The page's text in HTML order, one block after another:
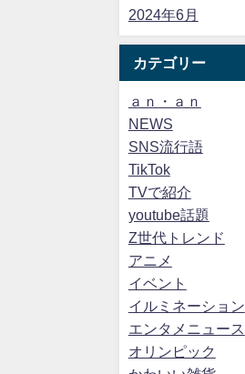
2024年6月
カテゴリー
ａｎ・ａｎ
NEWS
SNS流行語
TikTok
TVで紹介
youtube話題
Z世代トレンド
アニメ
イベント
イルミネーション
エンタメニュース
オリンピック